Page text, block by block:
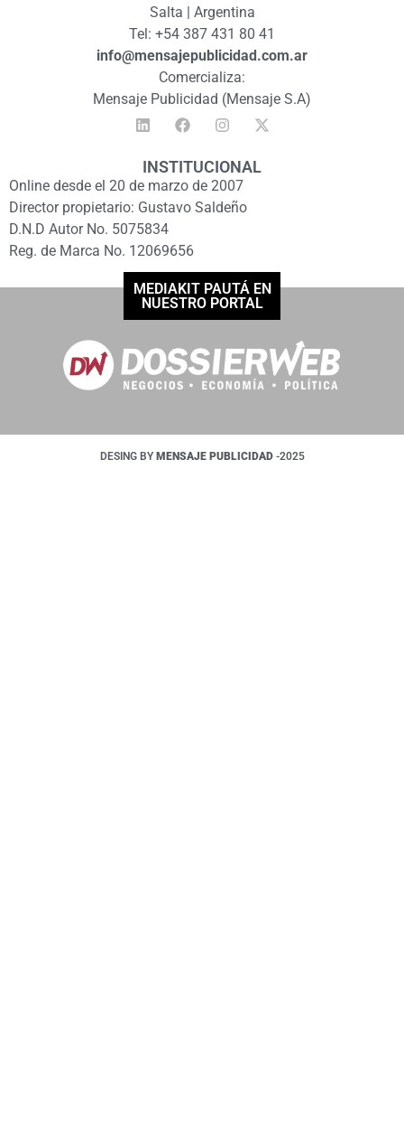
Salta | Argentina
Tel: +54 387 431 80 41
info@mensajepublicidad.com.ar
Comercializa:
Mensaje Publicidad (Mensaje S.A)
INSTITUCIONAL
Online desde el 20 de marzo de 2007
Director propietario: Gustavo Saldeño
D.N.D Autor No. 5075834
Reg. de Marca No. 12069656
MEDIAKIT PAUTÁ EN
NUESTRO PORTAL
DESING BY MENSAJE PUBLICIDAD -2025